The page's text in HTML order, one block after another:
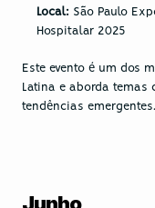
Local: São Paulo
Hospitalar 2025
Este evento é um dos
Latina e aborda temas
tendências emergentes.